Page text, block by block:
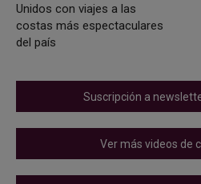
Unidos con viajes a las
costas más espectaculares
del país
Suscripción a
Ver más videos de